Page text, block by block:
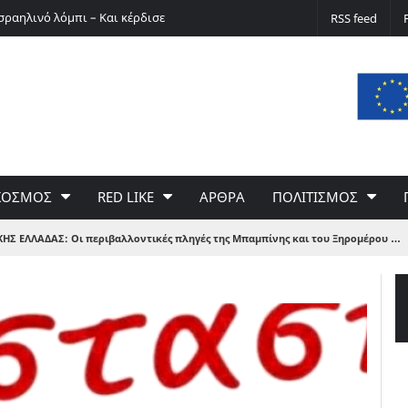
λόμπι – Και κέρδισε Ο Ερνστ Φίσερ για τις Δίκες της Μόσχας
RSS feed
RED LIKE ΑΡΘΡΑ ΠΟΛΙΤΙΣΜΟΣ
ΕΛΛΑΔΑΣ: Οι περιβαλλοντικές πληγές της Μπαμπίνης και του Ξηρομέρου …